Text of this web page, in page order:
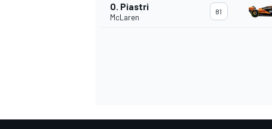
O. Piastri
McLaren
81